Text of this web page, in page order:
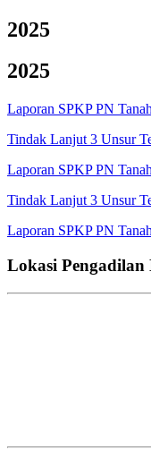
2025
2025
Laporan SPKP PN
Tindak Lanjut 3 Unsur
Laporan SPKP PN
Tindak Lanjut 3 Unsur
Laporan SPKP PN
Lokasi Pengadilan